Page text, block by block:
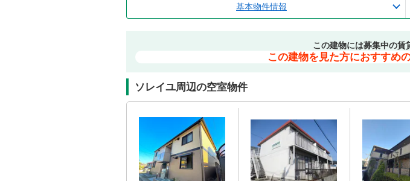
基本物件情報
この建物には募集中の賃
この建物を見た方におすすめ
ソレイユ周辺の空室物件